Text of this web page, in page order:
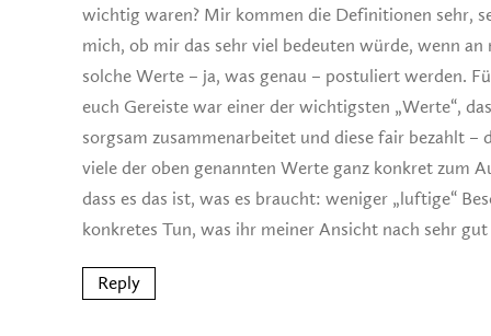
wichtig waren? Mir kommen die Definitionen sehr,
mich, ob mir das sehr viel bedeuten würde, wenn
solche Werte – ja, was genau – postuliert werden.
euch Gereiste war einer der wichtigsten „Werte“,
sorgsam zusammenarbeitet und diese fair bezahlt –
viele der oben genannten Werte ganz konkret zum
dass es das ist, was es braucht: weniger „luftige“
konkretes Tun, was ihr meiner Ansicht nach sehr
Reply